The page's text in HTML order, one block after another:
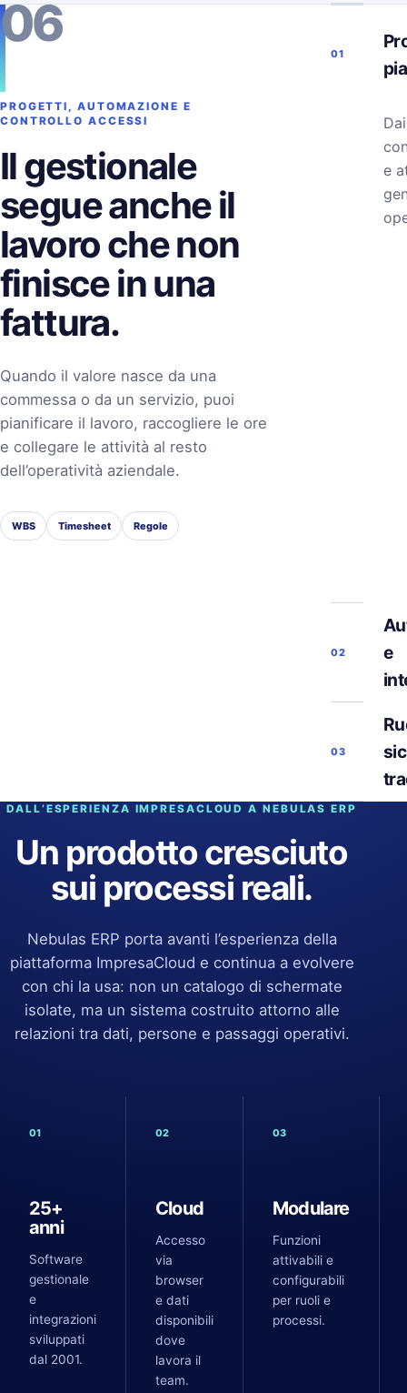
06
PROGETTI, AUTOMAZIONE E
CONTROLLO ACCESSI
Il gestionale
segue anche il
lavoro che non
finisce in una
fattura.
Quando il valore nasce da una
commessa o da un servizio, puoi
pianificare il lavoro, raccogliere le ore
e collegare le attività al resto
dell’operatività aziendale.
WBS Timesheet Regole
01
e
02
e
03
DALL’ESPERIENZA IMPRESACLOUD A NEBULAS ERP
Un prodotto cresciuto
sui processi reali.
Nebulas ERP porta avanti l’esperienza della
piattaforma ImpresaCloud e continua a evolvere
con chi la usa: non un catalogo di schermate
isolate, ma un sistema costruito attorno alle
relazioni tra dati, persone e passaggi operativi.
01
25+
anni
Software
gestionale
e
integrazioni
sviluppati
dal 2001.
02
Cloud
Accesso
via
browser
e dati
disponibili
dove
lavora il
team.
03
Modulare
Funzioni
attivabili e
configurabili
per ruoli e
processi.